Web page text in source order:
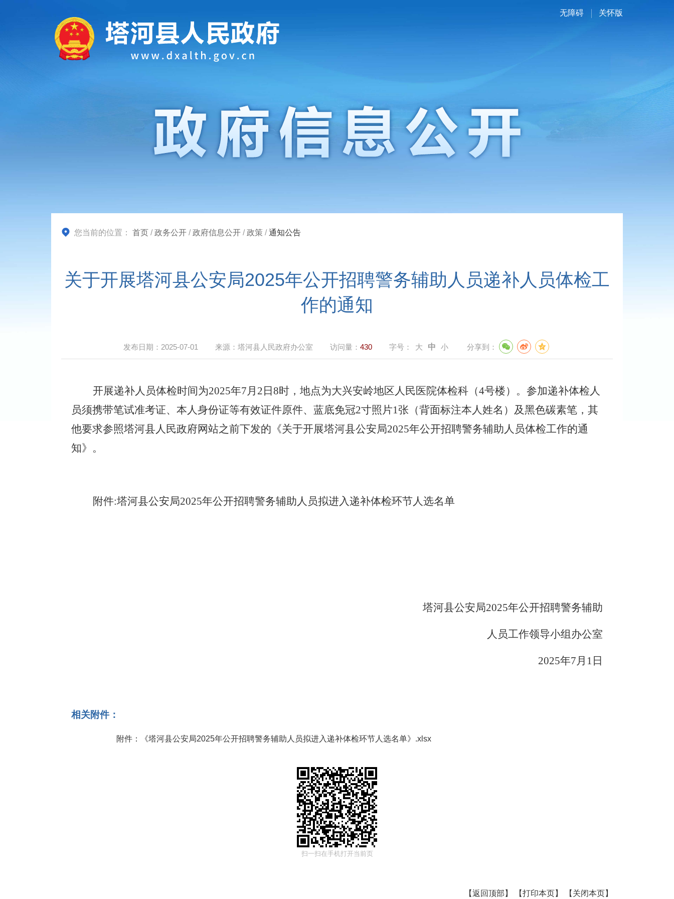
无障碍 关怀版
您当前的位置： 首页 /政务公开 /政府信息公开 /政策 /通知公告
关于开展塔河县公安局2025年公开招聘警务辅助人员递补人员体检工
作的通知
发布日期： 2025-07-01 来源： 塔河县人民政府办公室 访问量： 430 字号： 大 中 小 分享到：
开展递补人员体检时间为2025年7月 2 日 8时，地点为大兴安岭地区人民医院体检科（4号楼） 。 参加递补体检人
员须携带笔试准考证、本人身份证等有效证件原件、蓝底免冠2寸照片1张（背面标注本人姓名）及黑色碳素笔，其
他要求参照塔河县人民政府网站之前下发的《关于开展塔河县公安局2025年公开招聘警务辅助人员体检工作的通
知》。
附件:塔河县公安局2025年公开招聘警务辅助人员拟进入递补体检环节人选名单
塔河县公安局2025年公开招聘警务辅助
人员工作领导小组办公室
2025年7月 1 日
相关附件：
附件：《塔河县公安局2025年公开招聘警务辅助人员拟进入递补体检环节人选名单》.xlsx
扫一扫在手机打开当前页
【返回顶部 】 【打印本页】 【 关闭本页】